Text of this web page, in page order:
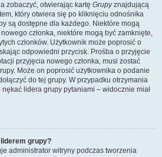
zobaczyć, otwierając kartę Grupyznajdującą
który otwiera się po kliknięciu odnośnika
są dostępne dla każdego. Niektóre mogą
członka, niektóre mogą być zamknięte,
członków. Użytkownik może poprosić o
odpowiedni przycisk. Prośba o przyjęcie
przyjęcia nowego członka, musi zostać
Może on poprosić użytkownika o podanie
do tej grupy. W przypadku otrzymania
lidera grupy pytaniami – widocznie miał
grupy?
administrator witryny podczas tworzenia